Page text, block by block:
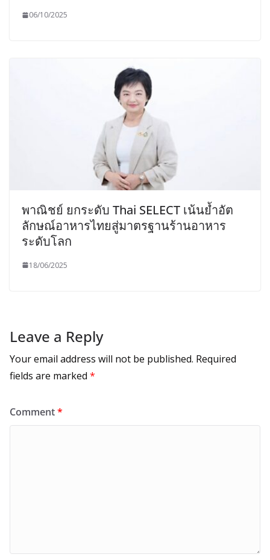
06/10/2025
พาณิชย์ ยกระดับ Thai SELECT เน้นย้ำอัต
ลักษณ์อาหารไทยสู่มาตรฐานร้านอาหาร
ระดับโลก
18/06/2025
Leave a Reply
Your email address will not be published. Required
fields are marked *
Comment*